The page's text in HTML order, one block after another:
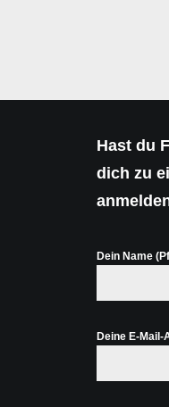
Hast du
dich zu
Dein Name
Deine E-